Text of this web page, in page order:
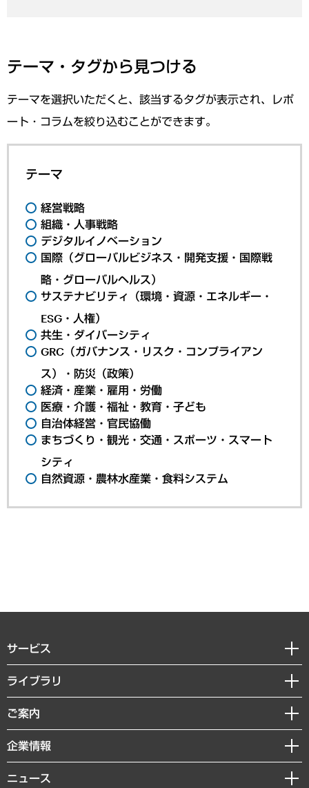
テーマ・タグから見つける
テーマを選択いただくと、該当するタグが表示され、レポ
ート・コラムを絞り込むことができます。
テーマ
経営戦略
組織・人事戦略
デジタルイノベーション
国際（グローバルビジネス・開発支援・国際戦
略・グローバルヘルス）
サステナビリティ（環境・資源・エネルギー・
ESG・人権）
共生・ダイバーシティ
GRC（ガバナンス・リスク・コンプライアン
ス）・防災（政策）
経済・産業・雇用・労働
医療・介護・福祉・教育・子ども
自治体経営・官民協働
まちづくり・観光・交通・スポーツ・スマート
シティ
自然資源・農林水産業・食料システム
サービス
経営戦略
組織・人事戦略
デジタルイノベーション
共生・ダイバーシティ
ライブラリ
経済調査
レポート
コラム
ご案内
セミナー・イベント情報
MUFGビジネスセミナー
受託案件情報
企業情報
私たちの想い
ニュース